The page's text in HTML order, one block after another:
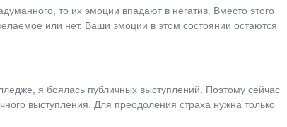
то их эмоции впадают в негатив. Вместо этого
или нет. Ваши эмоции в этом состоянии остаются
я боялась публичных выступлений. Поэтому сейчас
выступления. Для преодоления страха нужна только